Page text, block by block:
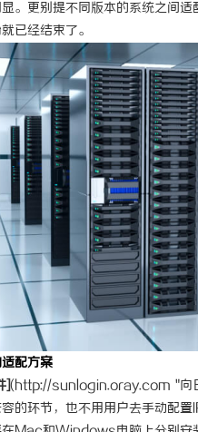
。更别提不同版本的系统之间
已经结束了。
配方案
](http://sunlogin.oray.com "向
的环节，也不用用户去手动配